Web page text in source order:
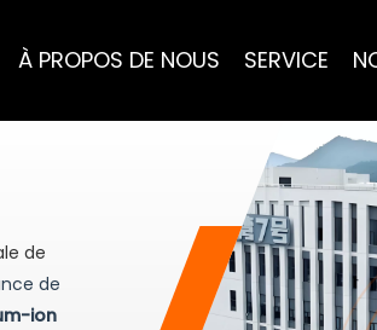
À PROPOS DE NOUS SERVICE
de
de
ion